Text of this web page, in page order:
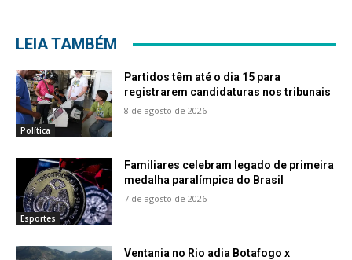
LEIA TAMBÉM
Política
Partidos têm até o dia 15 para
registrarem candidaturas nos tribunais
8 de agosto de 2026
Esportes
Familiares celebram legado de primeira
medalha paralímpica do Brasil
7 de agosto de 2026
Ventania no Rio adia Botafogo x